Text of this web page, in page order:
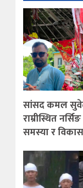
सांसद कमल
राम्रीस्थित
समस्या र